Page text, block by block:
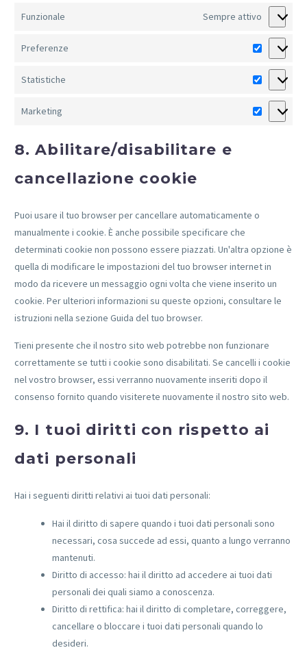
Funzionale Sempre attivo
Preferenze
Statistiche
Statistiche
Marketing
Marketing
8. Abilitare/disabilitare e
cancellazione cookie
Puoi usare il tuo browser per cancellare automaticamente o
manualmente i cookie. È anche possibile specificare che
determinati cookie non possono essere piazzati. Un'altra opzione è
quella di modificare le impostazioni del tuo browser internet in
modo da ricevere un messaggio ogni volta che viene inserito un
cookie. Per ulteriori informazioni su queste opzioni, consultare le
istruzioni nella sezione Guida del tuo browser.
Tieni presente che il nostro sito web potrebbe non funzionare
correttamente se tutti i cookie sono disabilitati. Se cancelli i cookie
nel vostro browser, essi verranno nuovamente inseriti dopo il
consenso fornito quando visiterete nuovamente il nostro sito web.
9. I tuoi diritti con rispetto ai
dati personali
Hai i seguenti diritti relativi ai tuoi dati personali:
Hai il diritto di sapere quando i tuoi dati personali sono
necessari, cosa succede ad essi, quanto a lungo verranno
mantenuti.
Diritto di accesso: hai il diritto ad accedere ai tuoi dati
personali dei quali siamo a conoscenza.
Diritto di rettifica: hai il diritto di completare, correggere,
cancellare o bloccare i tuoi dati personali quando lo
desideri.